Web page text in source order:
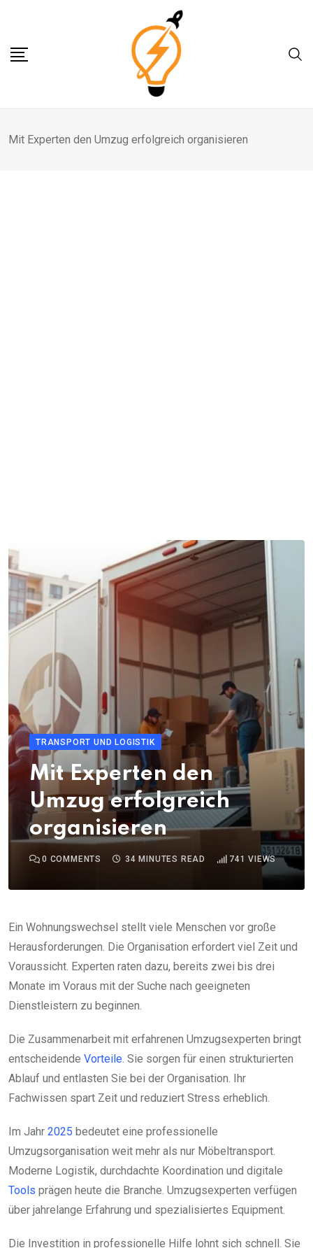
content
Mit Experten den Umzug erfolgreich organisieren
TRANSPORT UND LOGISTIK
Mit Experten den
Umzug erfolgreich
organisieren
0 COMMENTS 34 MINUTES READ 741 VIEWS
Ein Wohnungswechsel stellt viele Menschen vor große
Herausforderungen. Die Organisation erfordert viel Zeit und
Voraussicht. Experten raten dazu, bereits zwei bis drei
Monate im Voraus mit der Suche nach geeigneten
Dienstleistern zu beginnen.
Die Zusammenarbeit mit erfahrenen Umzugsexperten bringt
entscheidende Vorteile. Sie sorgen für einen strukturierten
Ablauf und entlasten Sie bei der Organisation. Ihr
Fachwissen spart Zeit und reduziert Stress erheblich.
Im Jahr 2025 bedeutet eine professionelle
Umzugsorganisation weit mehr als nur Möbeltransport.
Moderne Logistik, durchdachte Koordination und digitale
Tools prägen heute die Branche. Umzugsexperten verfügen
über jahrelange Erfahrung und spezialisiertes Equipment.
Die Investition in professionelle Hilfe lohnt sich schnell. Sie